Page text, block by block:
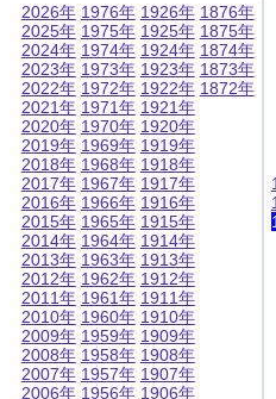
2026年
2025年
2024年
2023年
2022年
2021年
2020年
2019年
2018年
2017年
2016年
2015年
2014年
2013年
2012年
2011年
2010年
2009年
2008年
2007年
2006年
1976年
1975年
1974年
1973年
1972年
1971年
1970年
1969年
1968年
1967年
1966年
1965年
1964年
1963年
1962年
1961年
1960年
1959年
1958年
1957年
1956年
1926年
1925年
1924年
1923年
1922年
1921年
1920年
1919年
1918年
1917年
1916年
1915年
1914年
1913年
1912年
1911年
1910年
1909年
1908年
1907年
1906年
1876年
1875年
1874年
1873年
1872年